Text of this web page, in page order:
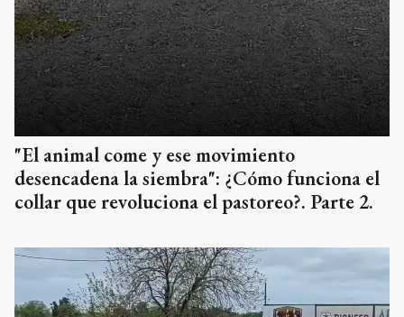
"El animal come y ese movimiento
desencadena la siembra": ¿Cómo funciona el
collar que revoluciona el pastoreo?. Parte 2.